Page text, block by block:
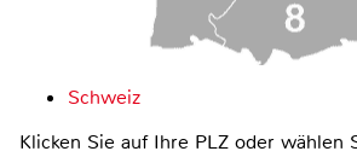
Schweiz
Klicken Sie auf Ihre PLZ oder wählen